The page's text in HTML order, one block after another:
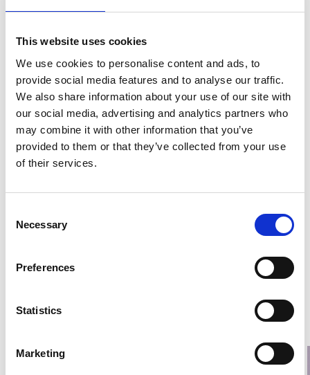
This website uses cookies
We use cookies to personalise content and ads, to
provide social media features and to analyse our traffic.
We also share information about your use of our site with
our social media, advertising and analytics partners who
may combine it with other information that you’ve
provided to them or that they’ve collected from your use
of their services.
Selection
Necessary
Preferences
Statistics
Marketing
Vill du bidra till att fler människor
får verktygen de behöver för att ta
sig ur hunger? Ge en gåva idag och
bidra till att arbetet kan fortsätta.
Dela den här artikeln på Facebook
Dela den här artikeln på X
Dela den här artikeln på